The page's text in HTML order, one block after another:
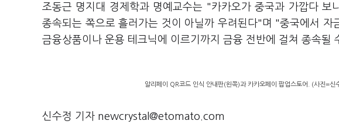
조동근 명지대 경제학과 명예교수는 "카카오가 중국과 가깝다 보
종속되는 쪽으로 흘러가는 것이 아닐까 우려된다"며 "중국에서 자
금융상품이나 운용 테크닉에 이르기까지 금융 전반에 걸쳐 종속될
알리페이 QR코드 인식 안내판(왼쪽)과 카카오페이 팝업스토어. (사진=신
신수정 기자 newcrystal@etomato.com